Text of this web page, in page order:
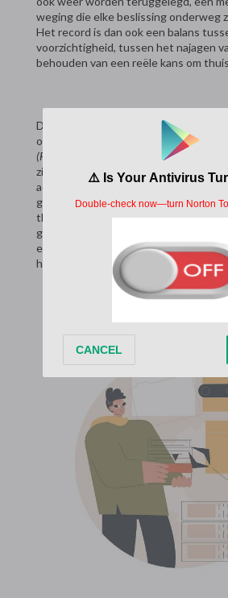
weging die elke beslissing onderweg
Het record is dan ook een balans
voorzichtigheid, tussen het najagen
behouden van een reële kans om
Deze records, vastgelegd en
organisaties als de
Fédération
(FAI)
, zijn meer dan alleen getallen op
zijn een kroniek van technologische
aerodynamica en instrumentatie, en
groeiende begrip van atmosferische
thermiek en golven. Elke nieuwe
grens van wat als haalbaar wordt
een nieuwe generatie zweefvliegers
horizon, letterlijk en figuurlijk, te